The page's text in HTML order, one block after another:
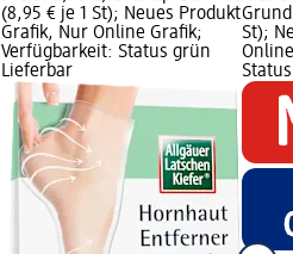
(8,95 € je 1 St); Neues Produkt
Grafik, Nur Online Grafik;
Verfügbarkeit: Status grün
Lieferbar
St);